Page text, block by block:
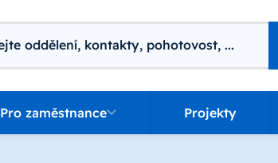
Pro zaměstnance Projekty